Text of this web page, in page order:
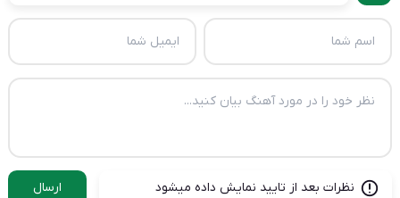
نظرات بعد از تایید نمایش داده میشود ارسال